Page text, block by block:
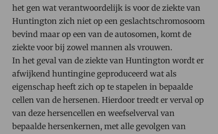
het gen wat verantwoordelijk is voor de ziekte van
Huntington zich niet op een geslachtschromosoom
bevind maar op een van de autosomen, komt de
ziekte voor bij zowel mannen als vrouwen.
In het geval van de ziekte van Huntington wordt er
afwijkend huntingine geproduceerd wat als
eigenschap heeft zich op te stapelen in bepaalde
cellen van de hersenen. Hierdoor treedt er verval op
van deze hersencellen en weefselverval van
bepaalde hersenkernen, met alle gevolgen van